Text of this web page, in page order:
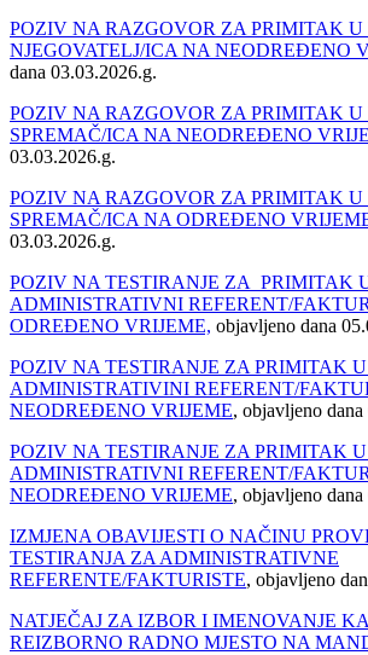
POZIV NA RAZGOVOR ZA PRIMITAK
NJEGOVATELJ/ICA NA NEODREĐENO
dana 03.03.2026.g.
POZIV NA RAZGOVOR ZA PRIMITAK
SPREMAČ/ICA NA NEODREĐENO
03.03.2026.g.
POZIV NA RAZGOVOR ZA PRIMITAK
SPREMAČ/ICA NA ODREĐENO
03.03.2026.g.
POZIV NA TESTIRANJE ZA PRIMITAK
ADMINISTRATIVNI REFERENT/
ODREĐENO VRIJEME, objavljeno dana
POZIV NA TESTIRANJE ZA PRIMITAK
ADMINISTRATIVINI REFERENT/
NEODREĐENO VRIJEME, objavljeno
POZIV NA TESTIRANJE ZA PRIMITAK
ADMINISTRATIVNI REFERENT/
NEODREĐENO VRIJEME, objavljeno
IZMJENA OBAVIJESTI O NAČINU
TESTIRANJA ZA ADMINISTRATIVNE
REFERENTE/FAKTURISTE, objavljeno
NATJEČAJ ZA IZBOR I IMENOVANJE
REIZBORNO RADNO MJESTO NA